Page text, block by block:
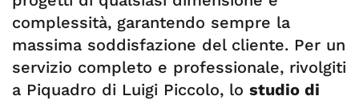
complessità, garantendo sempre la
massima soddisfazione del cliente. Per un
servizio completo e professionale, rivolgiti
a Piquadro di Luigi Piccolo, lo studio di